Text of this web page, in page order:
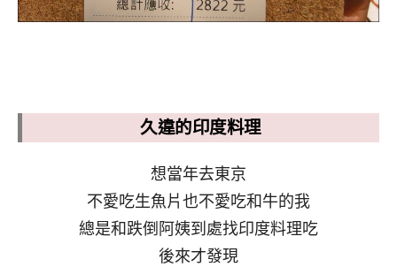
久違的印度料理
想當年去東京
不愛吃生魚片也不愛吃和牛的我
總是和跌倒阿姨到處找印度料理吃
後來才發現